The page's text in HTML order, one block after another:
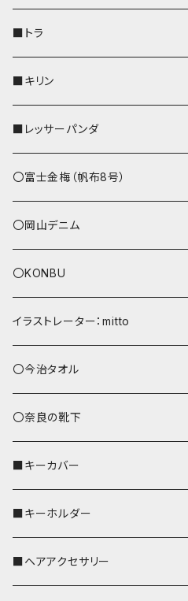
財布
その他
リール付きストラップ
リールのみ
ストラップ付
ペンホルダー
AppleWatchバンド
L字ファスナー財布
その他
■トラ
■キリン
■レッサーパンダ
〇富士金梅（帆布8号）
〇岡山デニム
〇KONBU
ショルダーバッグ
あずまバッグ
トートバッグ（L）
バッグインバッグ
イラストレーター：mitto
シマエナガ
ハシビロコウ
オカメインコ
歌うオカメちゃん
おかめ３兄弟
セキセイインコ
文鳥
〇今治タオル
〇奈良の靴下
■キーカバー
■キーホルダー
■ヘアアクセサリー